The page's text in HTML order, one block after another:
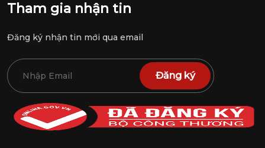
Tham gia nhận tin
Đăng ký nhận tin mới qua email
Đăng ký